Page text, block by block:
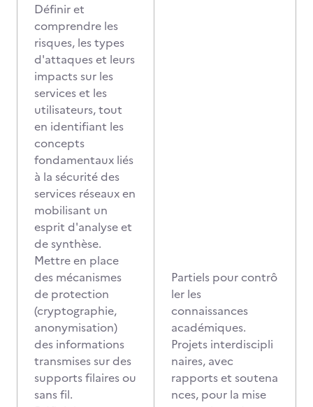
Définir et
comprendre les
risques, les types
d'attaques et leurs
impacts sur les
services et les
utilisateurs, tout
en identifiant les
concepts
fondamentaux liés
à la sécurité des
services réseaux en
mobilisant un
esprit d'analyse et
de synthèse.
Mettre en place
des mécanismes
de protection
(cryptographie,
anonymisation)
des informations
transmises sur des
supports filaires ou
sans fil.
Partiels pour contrô
ler les
connaissances
académiques.
Projets interdiscipli
naires, avec
rapports et soutena
nces, pour la mise